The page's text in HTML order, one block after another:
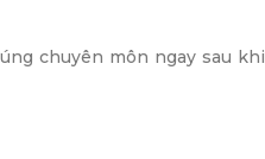
chuyên môn ngay sau khi